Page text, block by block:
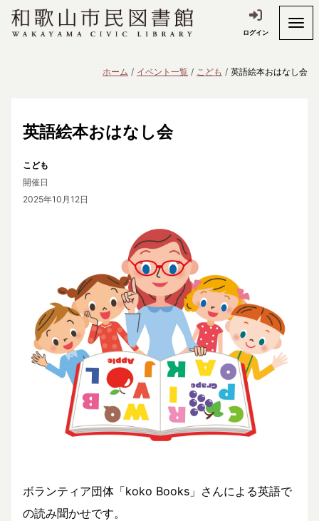
ログイン
ホーム イベント一覧 こども 英語絵本おはなし会
英語絵本おはなし会
こども
開催日
2025年10月12日
ボランティア団体「koko Books」さんによる英語で
の読み聞かせです。